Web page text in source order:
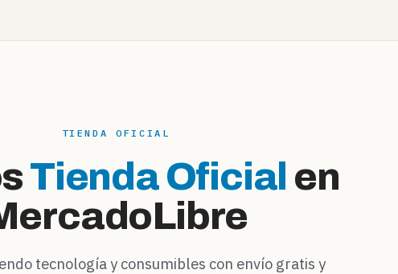
TIENDA OFICIAL
Tienda Oficial en
tecnología y consumibles con envío gratis y